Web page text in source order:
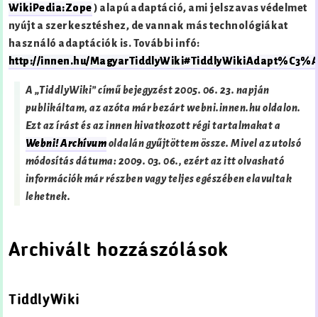
WikiPedia:Zope) alapú adaptáció, ami jelszavas védelmet
nyújt a szerkesztéshez, de vannak más technológiákat
használó adaptációk is. További infó:
http://innen.hu/
A „TiddlyWiki” című bejegyzést2005. 06. 23. napján
publikáltam, az azóta már bezárt webni.innen.hu oldalon.
Ezt az írást és az innen hivatkozott régi tartalmakat a
Webni! Archívumoldalán gyűjtöttem össze. Mivel az utolsó
módosítás dátuma:2009. 03. 06., ezért az itt olvasható
információk már részben vagy teljes egészében elavultak
lehetnek.
Archivált hozzászólások
TiddlyWiki